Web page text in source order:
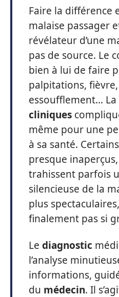
Faire la différence
malaise passager
révélateur d’une
pas de source. Le
bien à lui de faire
palpitations,
essoufflement…
cliniques
même pour une
à sa santé.
presque
trahissent parfois
silencieuse de la
plus
finalement pas si
Le diagnostic
l’analyse
informations,
du médecin. Il